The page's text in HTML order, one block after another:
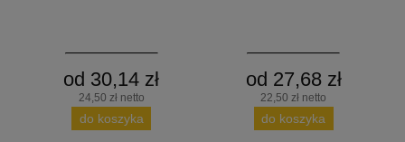
od 30,14 zł
24,50 zł netto
do koszyka
od 27,68 zł
22,50 zł netto
do koszyka